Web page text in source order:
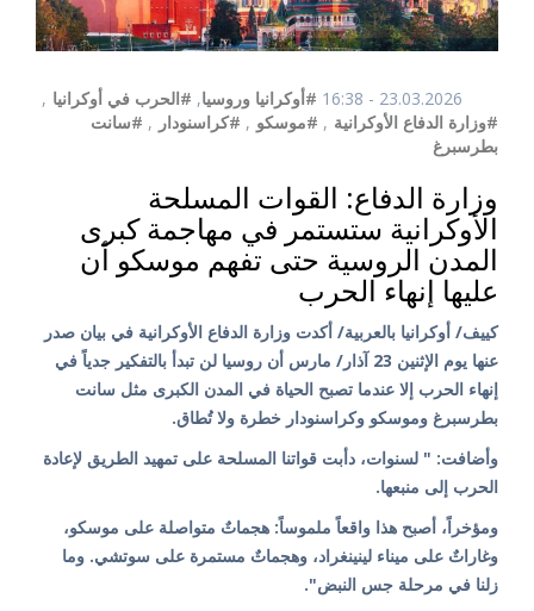
23.03.2026 - 16:38 #أوكرانيا وروسيا, #الحرب في أوكرانيا ,
#وزارة الدفاع الأوكرانية , #موسكو , #كراسنودار , #سانت
بطرسبرغ
وزارة الدفاع: القوات المسلحة
الأوكرانية ستستمر في مهاجمة كبرى
المدن الروسية حتى تفهم موسكو أن
عليها إنهاء الحرب
كييف/ أوكرانيا بالعربية/ أكدت وزارة الدفاع الأوكرانية في بيان صدر
عنها يوم الإثنين 23 آذار/ مارس أن روسيا لن تبدأ بالتفكير جدياً في
إنهاء الحرب إلا عندما تصبح الحياة في المدن الكبرى مثل سانت
بطرسبرغ وموسكو وكراسنودار خطرة ولا تُطاق.
وأضافت: " لسنوات، دأبت قواتنا المسلحة على تمهيد الطريق لإعادة
الحرب إلى منبعها.
ومؤخراً، أصبح هذا واقعاً ملموساً: هجماتٌ متواصلة على موسكو،
وغاراتٌ على ميناء لينينغراد، وهجماتٌ مستمرة على سوتشي. وما
زلنا في مرحلة جس النبض".